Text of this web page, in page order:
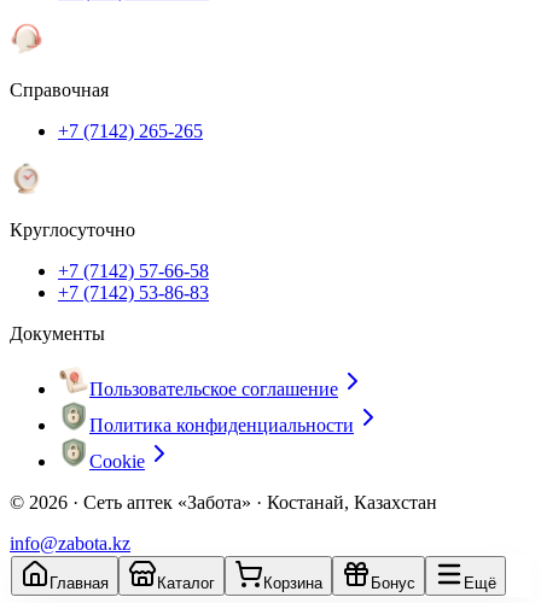
Справочная
+7 (7142) 265-265
Круглосуточно
+7 (7142) 57-66-58
+7 (7142) 53-86-83
Документы
Пользовательское соглашение
Политика конфиденциальности
Cookie
© 2026 · Сеть аптек «Забота» · Костанай, Казахстан
info@zabota.kz
Главная Каталог Корзина Бонус Ещё